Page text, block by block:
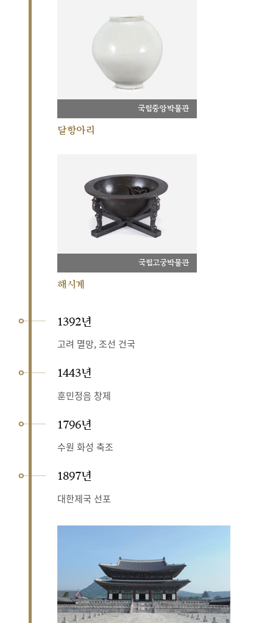
국립중앙박물관
달항아리
국립고궁박물관
해시계
1392년
고려 멸망, 조선 건국
1443년
훈민정음 창제
1796년
수원 화성 축조
1897년
대한제국 선포